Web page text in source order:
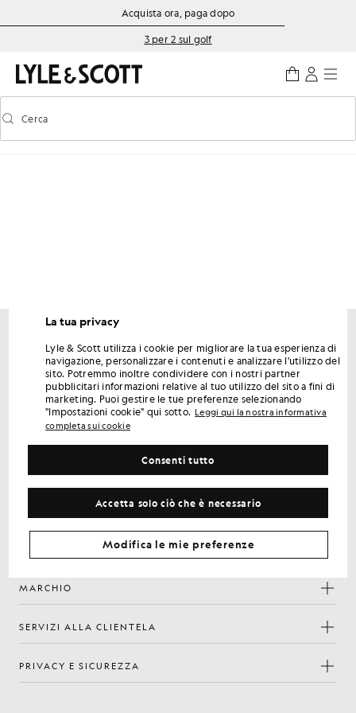
Vai al contenuto principale
Informazioni sull'accessibilitàAcquista ora, paga dopo
3 per 2 sul golf
Attiva/disattiva la ricerca predittiva
Cerca
Ottieni uno sconto del 15% sul tuo primo ordine
Iscriviti per ricevere offerte riservate ai soci, accesso anticipato
e premi.
Indirizzo e-mail Iscriviti
Iscrivendoti confermi di aver letto e accettato
privacy
Preferenze sui cookie
Facebook
Instagram
YouTube
TikTok
MARCHIO
SERVIZI ALLA CLIENTELA
PRIVACY E SICUREZZA
La tua privacy
Lyle & Scott utilizza i cookie per migliorare la tua esperienza di
navigazione, personalizzare i contenuti e analizzare l'utilizzo del
sito. Potremmo inoltre condividere con i nostri partner
pubblicitari informazioni relative al tuo utilizzo del sito a fini di
marketing. Puoi gestire le tue preferenze selezionando
"Impostazioni cookie" qui sotto. Leggi qui la nostra informativa
completa sui cookie
Accetta solo ciò che è necessario
Consenti tutto
Modifica le mie preferenze